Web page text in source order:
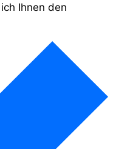
Ihnen den